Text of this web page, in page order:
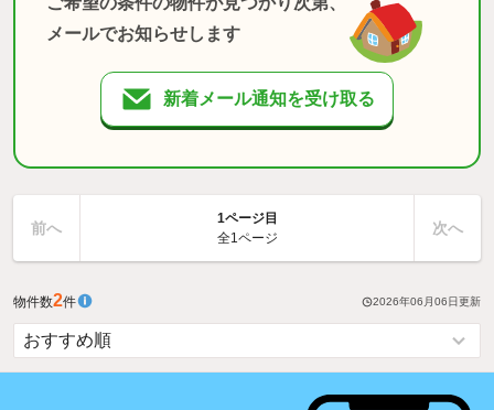
メールでお知らせします
新着メール通知を受け取る
前へ
1ページ目
全1ページ
次へ
物件数2件 2026年06月06日 更新